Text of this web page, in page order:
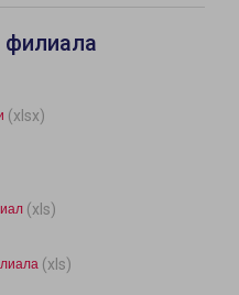
(xlsx)
(xls)
(xls)